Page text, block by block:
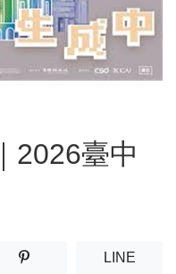
2026臺中
另開新視窗)
分享至噗浪(另開新視窗)
LINE(另開